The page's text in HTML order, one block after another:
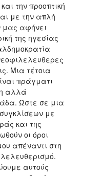
την προοπτική
με την απλή
μας αφήνει
της ηγεσίας
Μια τέτοια
πράγματι
αλλά
Ώστε σε μια
με
και της
οι όροι
απέναντι στη
αυτούς